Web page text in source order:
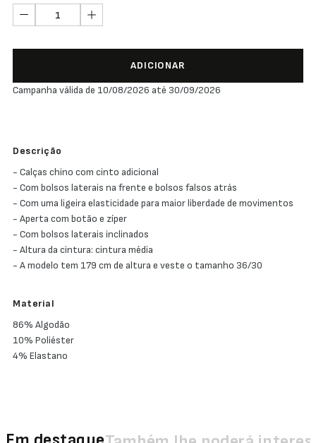
ADICIONAR
Campanha válida de 10/08/2026 até 30/09/2026
Descrição
- Calças chino com cinto adicional
- Com bolsos laterais na frente e bolsos falsos atrás
- Com uma ligeira elasticidade para maior liberdade de movimentos
- Aperta com botão e zíper
- Com bolsos laterais inclinados
- Altura da cintura: cintura média
- A modelo tem 179 cm de altura e veste o tamanho 36/30
Material
86% Algodão
10% Poliéster
4% Elastano